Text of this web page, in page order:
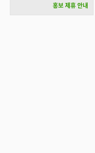
홍보 제휴 안내